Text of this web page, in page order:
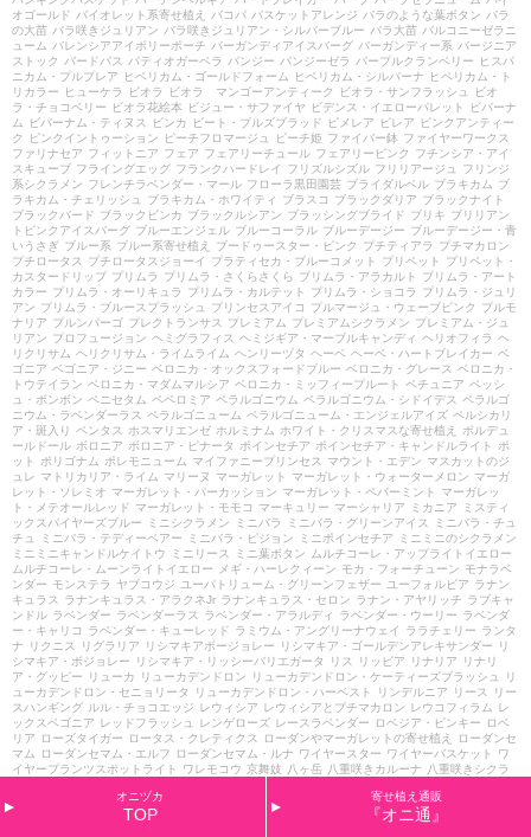
オゴールド バイオレット系寄せ植え バコパ バスケットアレンジ バラのような葉ボタン バラ
の大苗 バラ咲きジュリアン バラ咲きジュリアン・シルバーブルー バラ大苗 バルコニーゼラニ
ューム バレンシアアイボリーポーチ バーガンディアイスバーグ バーガンディー系 バージニア
ストック
バードバス パティオガーベラ パンジー パンジーゼラ パープルクランベリー
ヒスパ
ニカム・プルプレア
ヒペリカム・ゴールドフォーム ヒペリカム・シルバーナ
ヒペリカム・ト
リカラー
ヒューケラ ビオラ ビオラ マンゴーアンティーク ビオラ・サンフラッシュ
ビオ
ラ・チョコベリー
ビオラ花絵本 ビジュー・サファイヤ ビデンス・イエローパレット
ビバーナ
ム
ビバーナム・ティヌス ビンカ ビート・ブルズブラッド ピメレア ピレア
ピンクアンティー
ク
ピンクイントゥーション ピーチフロマージュ ピーチ姫 ファイバー鉢 ファイヤーワークス
ファリナセア フィットニア フェア フェアリーチュール フェアリーピンク
フチンシア・アイ
スキューブ フライングエッグ フランクハードレイ フリズルシズル フリリアージュ
フリンジ
系シクラメン フレンチラベンダー・マール フローラ黒田園芸 ブライダルベル ブラキカム ブ
ラキカム・チェリッシュ
ブラキカム・ホワイティ ブラスコ ブラックダリア ブラックナイト
ブラックバード ブラックビンカ ブラックルシアン ブラッシングブライド ブリキ ブリリアン
トピンクアイスバーグ ブルーエンジェル ブルーコーラル ブルーデージー ブルーデージー・青
いうさぎ ブルー系 ブルー系寄せ植え ブードゥースター・ピンク プチティアラ
プチマカロン
プチロータス
プチロータスジョーイ プラティセカ・ブルーコメット プリペット
プリペット・
カスタードリップ プリムラ プリムラ・さくらさくら プリムラ・アラカルト
プリムラ・アート
カラー プリムラ・オーリキュラ プリムラ・カルテット プリムラ・ショコラ
プリムラ・ジュリ
アン プリムラ・ブルースプラッシュ プリンセスアイコ プルマージュ・ウェーブピンク
プルモ
ナリア プルンパーゴ プレクトランサス プレミアム プレミアムシクラメン プレミアム・ジュ
リアン プロフュージョン ヘミグラフィス ヘミジギア・マーブルキャンディ ヘリオフィラ ヘ
リクリサム ヘリクリサム・ライムライム ヘンリーヅタ ヘーベ ヘーベ・ハートブレイカー ベ
ゴニア ベゴニア・ジニー ベロニカ・オックスフォードブルー ベロニカ・グレース ベロニカ・
トウテイラン ベロニカ・マダムマルシア ベロニカ・ミッフィープルート ペチュニア ペッシ
ュ・ボンボン ペニセタム ペペロミア ペラルゴニウム ペラルゴニウム・シドイデス ペラルゴ
ニウム・ラベンダーラス ペラルゴニューム ペラルゴニューム・エンジェルアイズ ペルシカリ
ア・斑入り ペンタス ホスマリエンゼ ホルミナム ホワイト・クリスマスな寄せ植え
ボルデュ
ールドール ボロニア ボロニア・ピナータ ポインセチア ポインセチア・キャンドルライト
ポ
ット
ポリゴナム ポレモニューム マイファニープリンセス マウント・エデン マスカットのジ
ュレ マトリカリア・ライム マリーヌ マーガレット マーガレット・ウォーターメロン マーガ
レット・ソレミオ マーガレット・パーカッション マーガレット・ペパーミント
マーガレッ
ト・メテオールレッド マーガレット・モモコ マーキュリー マーシャリア ミカニア
ミスティ
ックスパイヤーズブルー
ミニシクラメン ミニバラ ミニバラ・グリーンアイス
ミニバラ・チュ
チュ
ミニバラ・テディーベアー ミニバラ・ピジョン ミニポインセチア
ミニミニのシクラメン
ミニミニキャンドルケイトウ
ミニリース ミニ葉ボタン
ムルチコーレ・アップライトイエロー
ムルチコーレ・ムーンライトイエロー
メギ・ハーレクィーン モカ・フォーチューン モナラベ
ンダー モンステラ ヤブコウジ ユーパトリューム・グリーンフェザー ユーフォルビア ラナン
キュラス
ラナンキュラス・アラクネJr ラナンキュラス・セロン ラナン・アヤリッチ ラブキャ
ンドル ラベンダー ラベンダーラス ラベンダー・アラルディ ラベンダー・ウーリー ラベンダ
ー・キャリコ
ラベンダー・キューレッド ラミウム・アングリーナウェイ ララチェリー ランタ
ナ
リクニス リグラリア リシマキアボージョレー リシマキア・ゴールデンアレキサンダー
リ
シマキア・ボジョレー
リシマキア・リッシーバリエガータ リス リッピア リナリア
リナリ
ア・グッピー
リューカ リューカデンドロン リューカデンドロン・ケーティーズブラッシュ
リ
ューカデンドロン・セニョリータ
リューカデンドロン・ハーベスト リンデルニア リース
リー
スハンギング ルル・チョコエッジ レウィシア レウィシアとプチマカロン レウコフィラム レ
ックスベゴニア レッドフラッシュ レンゲローズ レースラベンダー ロベジア・ピンキー
ロベ
リア
ローズタイガー ロータス・クレティクス ローダンやマーガレットの寄せ植え
ローダンセ
マム
ローダンセマム・エルフ ローダンセマム・ルナ ワイヤースター ワイヤーバスケット
ワ
イヤープランツスポットライト
ワレモコウ 京舞妓 八ヶ岳 八重咲きカルーナ
八重咲きシクラ
原種リビダス 四つ葉のクローバー
園芸教室 変わり色のプリムラ 夕霧草 多粒播き葉ボタン
オニヅカ
TOP
寄せ植え通販
『オニ通』